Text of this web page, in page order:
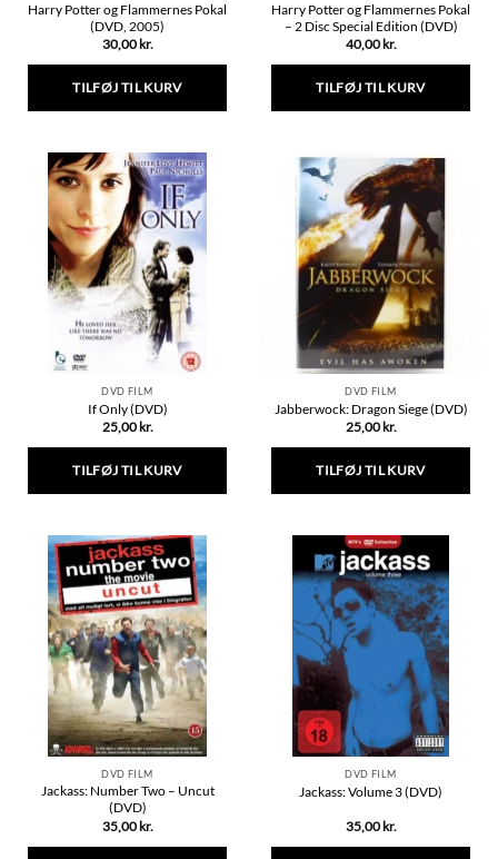
Harry Potter og Flammernes Pokal
(DVD, 2005)
30,00 kr.
TILFØJ TIL KURV
Harry Potter og Flammernes Pokal
– 2 Disc Special Edition (DVD)
40,00 kr.
TILFØJ TIL KURV
DVD FILM
If Only (DVD)
25,00 kr.
TILFØJ TIL KURV
DVD FILM
Jabberwock: Dragon Siege (DVD)
25,00 kr.
TILFØJ TIL KURV
DVD FILM
Jackass: Number Two – Uncut
(DVD)
35,00 kr.
DVD FILM
Jackass: Volume 3 (DVD)
35,00 kr.